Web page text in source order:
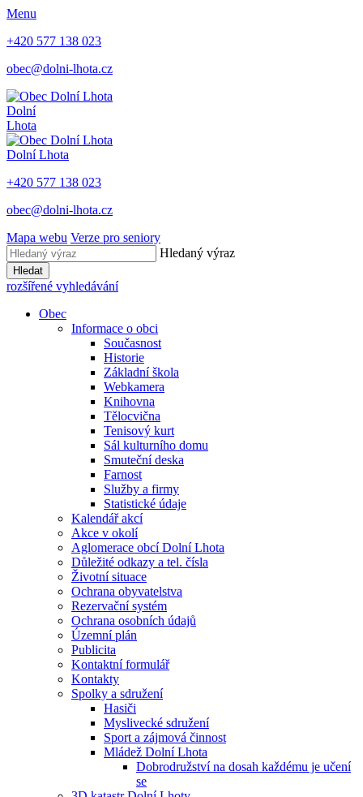
Menu
+420 577 138 023
obec@dolni-lhota.cz
Dolní
Lhota
Dolní Lhota
+420 577 138 023
obec@dolni-lhota.cz
Mapa webu Verze pro seniory
Hledaný výraz
Hledat
rozšířené vyhledávání
Obec
Informace o obci
Současnost
Historie
Základní škola
Webkamera
Knihovna
Tělocvična
Tenisový kurt
Sál kulturního domu
Smuteční deska
Farnost
Služby a firmy
Statistické údaje
Kalendář akcí
Akce v okolí
Aglomerace obcí Dolní Lhota
Důležité odkazy a tel. čísla
Životní situace
Ochrana obyvatelstva
Rezervační systém
Ochrana osobních údajů
Územní plán
Publicita
Kontaktní formulář
Kontakty
Spolky a sdružení
Hasiči
Myslivecké sdružení
Sport a zájmová činnost
Mládež Dolní Lhota
Dobrodružství na dosah každému je učení
se